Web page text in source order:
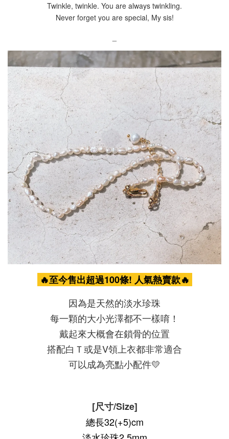
Twinkle, twinkle. You are always twinkling.
Never forget you are special, My sis!
🔥至今售出超過100條! 人氣熱賣款🔥
因為是天然的淡水珍珠
每一顆的大小光澤都不一樣唷！
戴起來大概會在鎖骨的位置
搭配白Ｔ或是V領上衣都非常適合
可以成為亮點小配件💛
[尺寸/Size]
總長32(+5)cm